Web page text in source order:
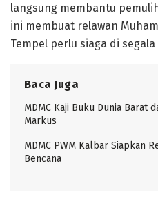
langsung membantu
ini membuat relawan
Tempel perlu siaga di
Baca Juga
MDMC Kaji Buku Dunia Barat
Markus
MDMC PWM Kalbar Siapkan
Bencana